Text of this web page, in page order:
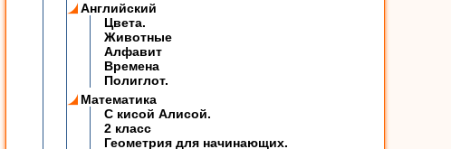
Английский
Цвета.
Животные
Алфавит
Времена
Полиглот.
Математика
C кисой Алисой.
2 класс
Геометрия для начинающих.